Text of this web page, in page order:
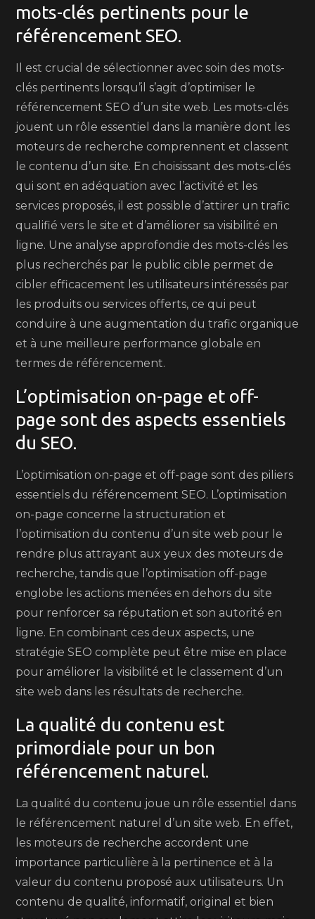
mots-clés pertinents pour le
référencement SEO.
Il est crucial de sélectionner avec soin des mots-
clés pertinents lorsqu’il s’agit d’optimiser le
référencement SEO d’un site web. Les mots-clés
jouent un rôle essentiel dans la manière dont les
moteurs de recherche comprennent et classent
le contenu d’un site. En choisissant des mots-clés
qui sont en adéquation avec l’activité et les
services proposés, il est possible d’attirer un trafic
qualifié vers le site et d’améliorer sa visibilité en
ligne. Une analyse approfondie des mots-clés les
plus recherchés par le public cible permet de
cibler efficacement les utilisateurs intéressés par
les produits ou services offerts, ce qui peut
conduire à une augmentation du trafic organique
et à une meilleure performance globale en
termes de référencement.
L’optimisation on-page et off-
page sont des aspects essentiels
du SEO.
L’optimisation on-page et off-page sont des piliers
essentiels du référencement SEO. L’optimisation
on-page concerne la structuration et
l’optimisation du contenu d’un site web pour le
rendre plus attrayant aux yeux des moteurs de
recherche, tandis que l’optimisation off-page
englobe les actions menées en dehors du site
pour renforcer sa réputation et son autorité en
ligne. En combinant ces deux aspects, une
stratégie SEO complète peut être mise en place
pour améliorer la visibilité et le classement d’un
site web dans les résultats de recherche.
La qualité du contenu est
primordiale pour un bon
référencement naturel.
La qualité du contenu joue un rôle essentiel dans
le référencement naturel d’un site web. En effet,
les moteurs de recherche accordent une
importance particulière à la pertinence et à la
valeur du contenu proposé aux utilisateurs. Un
contenu de qualité, informatif, original et bien